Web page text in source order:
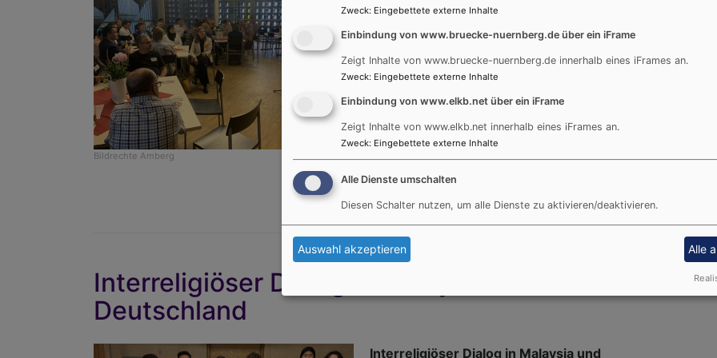
Bildrechte Amberg
Kirche in Bayern unter dem Dach von BRÜCKE-
KÖPRÜ in Nürnberg statt.
Bischof Christian Kopp, die Beauftragte für
Thomas Amberg als Leitung von BRÜCKE-KÖPRÜ
luden dazu gemeinsam am Montag, den 8. Juni
2026 unter das Dach der Christuskirche ein.
des
Interreligiöser Dialog in Malaysia und
Deutschland
Interreligiöser Dialog in Malaysia und
Zweck: Eingebettete externe Inhalte
Einbindung von www.bruecke-nuernberg.de über ein iFrame
Zeigt Inhalte von www.bruecke-nuernberg.de innerhalb eines iFrames an.
Zweck: Eingebettete externe Inhalte
Einbindung von www.elkb.net über ein iFrame
Zeigt Inhalte von www.elkb.net innerhalb eines iFrames an.
Zweck: Eingebettete externe Inhalte
Alle Dienste umschalten
Diesen Schalter nutzen, um alle Dienste zu aktivieren/deaktivieren.
Auswahl akzeptieren Alle